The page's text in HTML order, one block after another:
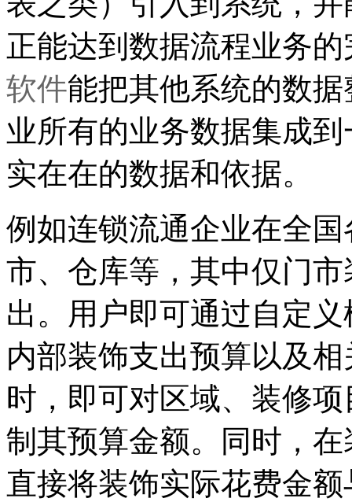
正能达到数据流程业务
软件能把其他系统的数
业所有的业务数据集成
实在在的数据和依据。
例如连锁流通企业在全
市、仓库等，其中仅门
出。用户即可通过自定
内部装饰支出预算以及
时，即可对区域、装修
制其预算金额。同时，
直接将装饰实际花费金